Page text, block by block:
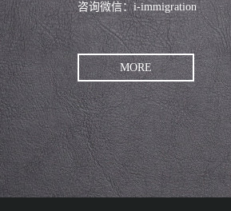
咨询微信：i-immigration
MORE